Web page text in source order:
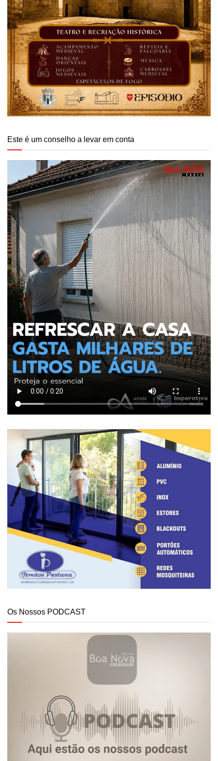
Este é um conselho a levar em conta
Os Nossos PODCAST